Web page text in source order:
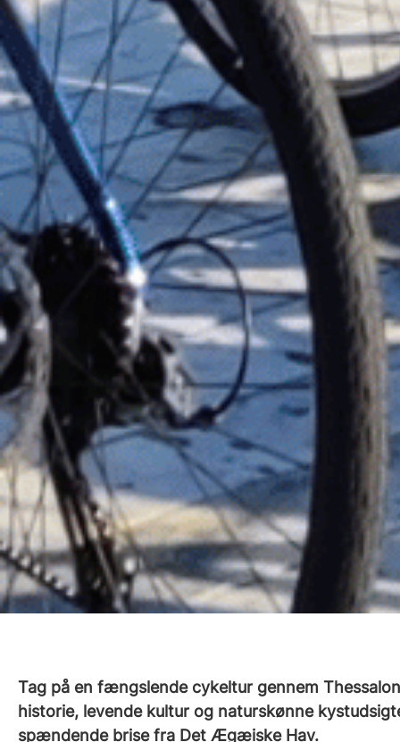
Tag på en fængslende cykeltur gennem
historie, levende kultur og naturskønne
spændende brise fra Det Ægæiske Hav.